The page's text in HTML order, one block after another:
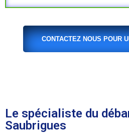
CONTACTEZ NOUS POUR
Le spécialiste du
Saubrigues